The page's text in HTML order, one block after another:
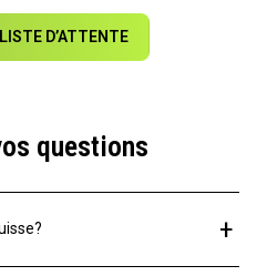
D’ATTENTE
questions
+